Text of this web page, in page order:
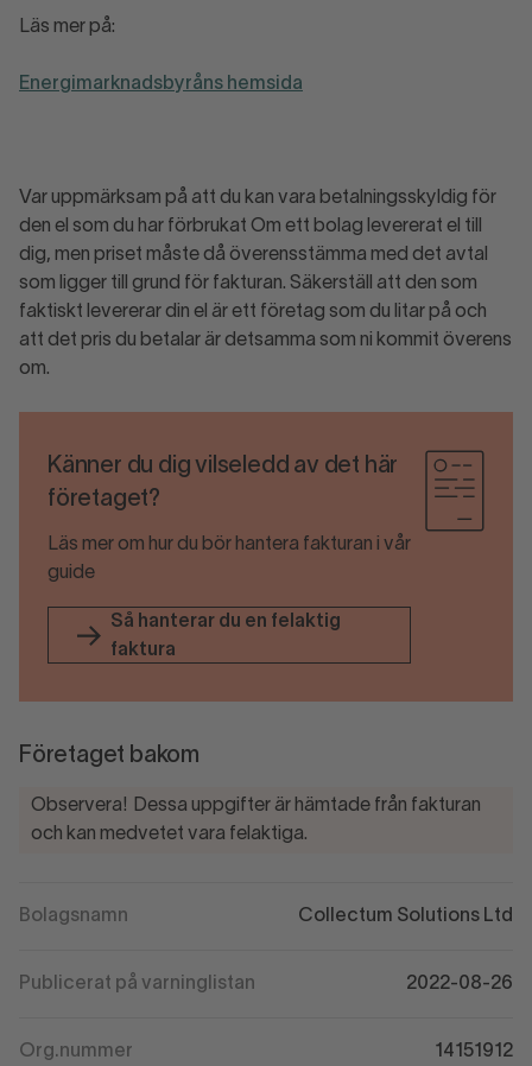
Läs mer på:
Energimarknadsbyråns hemsida
Var uppmärksam på att du kan vara betalningsskyldig för
den el som du har förbrukat Om ett bolag levererat el till
dig, men priset måste då överensstämma med det avtal
som ligger till grund för fakturan. Säkerställ att den som
faktiskt levererar din el är ett företag som du litar på och
att det pris du betalar är detsamma som ni kommit överens
om.
Känner du dig vilseledd av det här
företaget?
Läs mer om hur du bör hantera fakturan i vår
guide
Så hanterar du en felaktig
faktura
Företaget bakom
Observera! Dessa uppgifter är hämtade från fakturan
och kan medvetet vara felaktiga.
Bolagsnamn Collectum Solutions Ltd
Publicerat på varninglistan 2022-08-26
Org.nummer 14151912